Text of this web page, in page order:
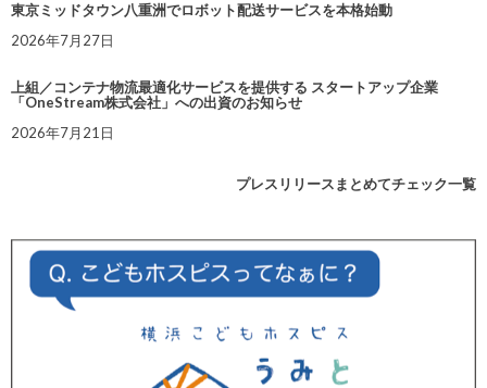
東京ミッドタウン八重洲でロボット配送サービスを本格始動
2026年7月27日
上組／コンテナ物流最適化サービスを提供する スタートアップ企業
「OneStream株式会社」への出資のお知らせ
2026年7月21日
プレスリリースまとめてチェック一覧